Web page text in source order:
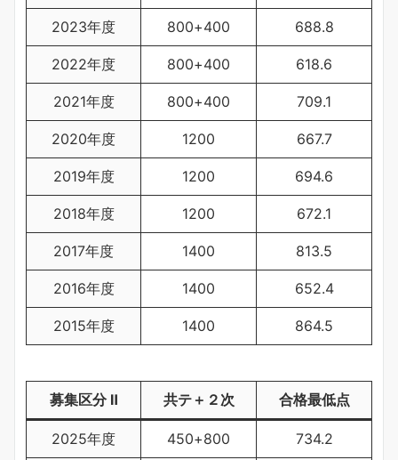
2023年度 800+400 688.8
2022年度 800+400 618.6
2021年度 800+400 709.1
2020年度 1200 667.7
2019年度 1200 694.6
2018年度 1200 672.1
2017年度 1400 813.5
2016年度 1400 652.4
2015年度 1400 864.5
募集区分 Ⅱ 共テ＋２次 合格最低点
2025年度 450+800 734.2